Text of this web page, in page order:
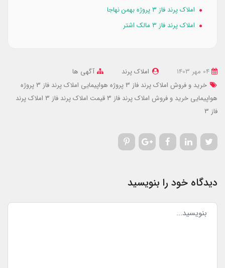
املاک پرند فاز ۳ پروژه بهمن نهاجا
املاک پرند فاز ۳ مالک اشتر
املاک پرند
آگهی ها
خرید و فروش املاک پرند فاز 3 پروژه هواپیمایی
املاک پرند فاز 3 پروژه
هواپیمایی خرید و فروش املاک پرند فاز 3 قیمت املاک پرند فاز 3
املاک پرند
فاز 3
دیدگاه خود را بنویسید